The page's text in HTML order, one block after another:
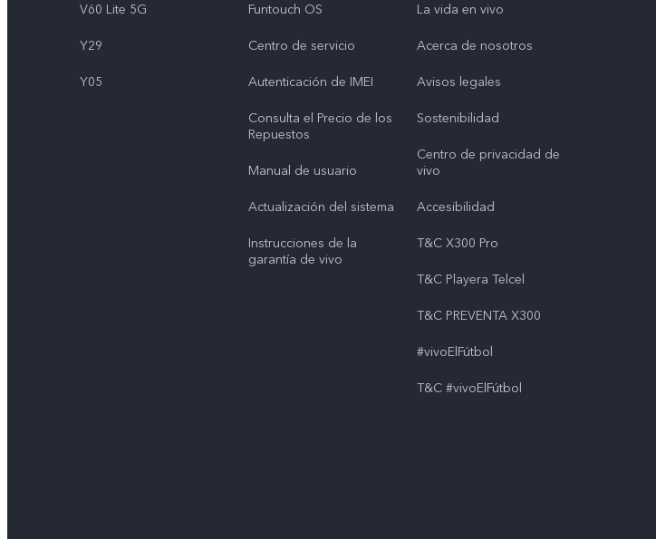
V60 Lite 5G
Y29
Y05
Funtouch OS
Centro de servicio
Autenticación de IMEI
Consulta el Precio de los
Repuestos
Manual de usuario
Actualización del sistema
Instrucciones de la
garantía de vivo
La vida en vivo
Acerca de nosotros
Avisos legales
Sostenibilidad
Centro de privacidad de
vivo
Accesibilidad
T&C X300 Pro
T&C Playera Telcel
T&C PREVENTA X300
#vivoElFútbol
T&C #vivoElFútbol